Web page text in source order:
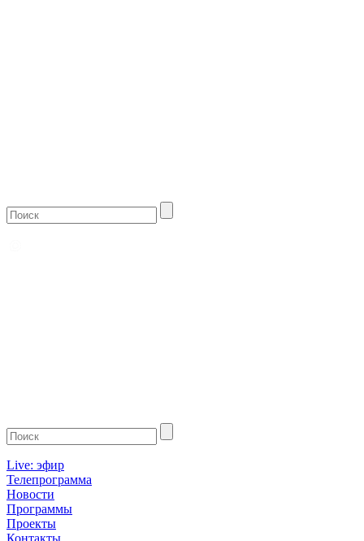
Live: эфир
Телепрограмма
Новости
Программы
Проекты
Контакты